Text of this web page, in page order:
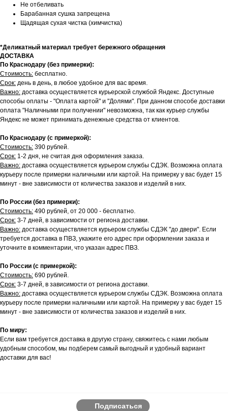
Не отбеливать
Барабанная сушка запрещена
Щадящая сухая чистка (химчистка)
*Деликатный материал требует бережного обращения
ДОСТАВКА
По Краснодару (без примерки):
Стоимость: бесплатно.
Срок: день в день, в любое удобное для вас время.
Важно: доставка осуществляется курьерской службой Яндекс. Доступные
способы оплаты - "Оплата картой" и "Долями". При данном способе доставки
оплата "Наличными при получении" невозможна, так как курьер службы
Яндекс не может принимать денежные средства от клиентов.
По Краснодару (с примеркой):
Стоимость: 390 рублей.
Срок: 1-2 дня, не считая дня оформления заказа.
Важно: доставка осуществляется курьером службы СДЭК. Возможна оплата
курьеру после примерки наличными или картой. На примерку у вас будет 15
минут - вне зависимости от количества заказов и изделий в них.
По России (без примерки):
Стоимость: 490 рублей, от 20 000 - бесплатно.
Срок: 3-7 дней, в зависимости от региона доставки.
Важно: доставка осуществляется курьером службы СДЭК "до двери". Если
требуется доставка в ПВЗ, укажите его адрес при оформлении заказа и
уточните в комментарии, что указан адрес ПВЗ.
По России (с примеркой):
Стоимость: 690 рублей.
Срок: 3-7 дней, в зависимости от региона доставки.
Важно: доставка осуществляется курьером службы СДЭК. Возможна оплата
курьеру после примерки наличными или картой. На примерку у вас будет 15
минут - вне зависимости от количества заказов и изделий в них.
По миру:
Если вам требуется доставка в другую страну, свяжитесь с нами любым
удобным способом, мы подберем самый выгодный и удобный вариант
доставки для вас!
Подписаться